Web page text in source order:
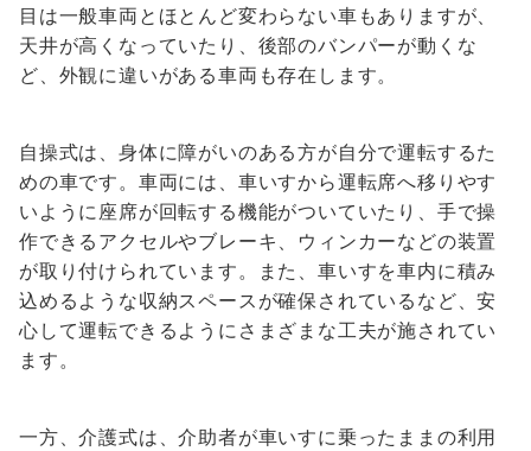
目は一般車両とほとんど変わらない車もありますが、
天井が高くなっていたり、後部のバンパーが動くな
ど、外観に違いがある車両も存在します。
自操式は、身体に障がいのある方が自分で運転するた
めの車です。車両には、車いすから運転席へ移りやす
いように座席が回転する機能がついていたり、手で操
作できるアクセルやブレーキ、ウィンカーなどの装置
が取り付けられています。また、車いすを車内に積み
込めるような収納スペースが確保されているなど、安
心して運転できるようにさまざまな工夫が施されてい
ます。
一方、介護式は、介助者が車いすに乗ったままの利用